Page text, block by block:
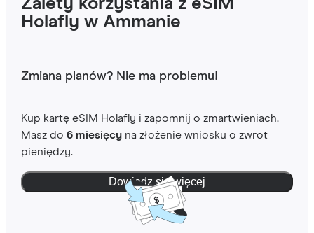
Zalety korzystania z eSIM
Holafly w Ammanie
Zmiana planów? Nie ma problemu!
Kup kartę eSIM Holafly i zapomnij o zmartwieniach.
Masz do 6 miesięcyna złożenie wniosku o zwrot
pieniędzy.
Dowiedz się więcej